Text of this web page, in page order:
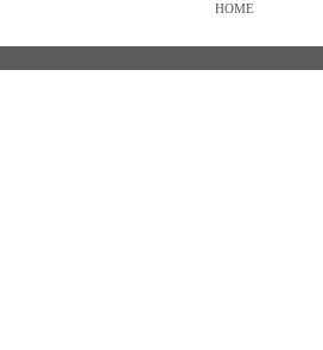
PROGETTI
HOME